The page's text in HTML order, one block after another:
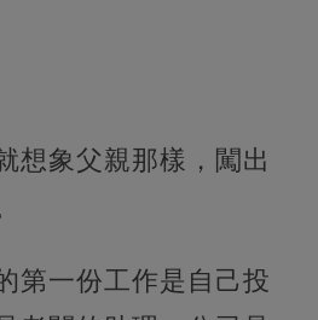
想象父親那樣，闖出
第一份工作是自己投